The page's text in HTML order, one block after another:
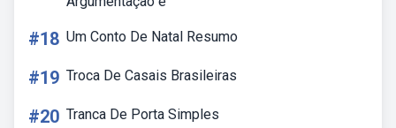
#18 Um Conto De Natal Resumo
#19 Troca De Casais Brasileiras
#20 Tranca De Porta Simples